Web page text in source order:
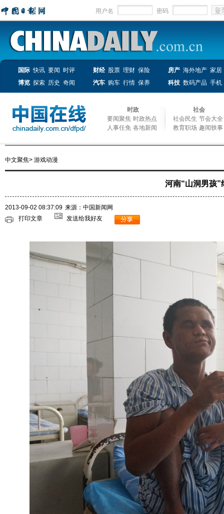
用户名 密码
国际 快讯 要闻 时评 财经 股票 理财 保险 房产 海外地产 家居
博览 探索 历史 奇闻 汽车 购车 行情 保养 科技 数码产品 手机
时政
要闻聚焦 时政热点
人事任免 各地新闻
社会
社会民生 节会大全
教育职场 趣闻轶事
中文聚焦> 游戏动漫
河南“山洞男孩”
2013-09-02 08:37:09 来源：中国新闻网
打印文章
发送给我好友